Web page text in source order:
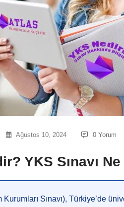
Ağustos 10, 2024 0 Yorum
YKS Sınavı Ne
Sınavı), Türkiye’de